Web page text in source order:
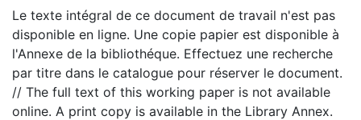
Le texte intégral de ce document de travail n'est pas
disponible en ligne. Une copie papier est disponible à
l'Annexe de la bibliothéque. Effectuez une recherche
par titre dans le catalogue pour réserver le document.
// The full text of this working paper is not available
online. A print copy is available in the Library Annex.